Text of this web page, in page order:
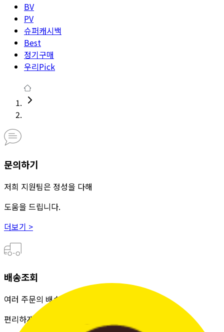
BV
PV
슈퍼캐시백
Best
정기구매
우리Pick
문의하기
저희 지원팀은 정성을 다해
도움을 드립니다.
더보기 >
배송조회
여러 주문의 배송 상태를 한 화면에서
편리하게 조회할 수 있습니다.